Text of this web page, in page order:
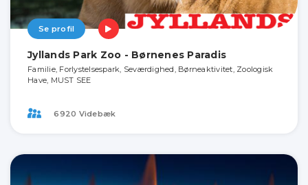
Se profil
Jyllands Park Zoo - Børnenes Paradis
Familie, Forlystelsespark, Seværdighed, Børneaktivitet, Zoologisk
Have, MUST SEE
6920 Videbæk